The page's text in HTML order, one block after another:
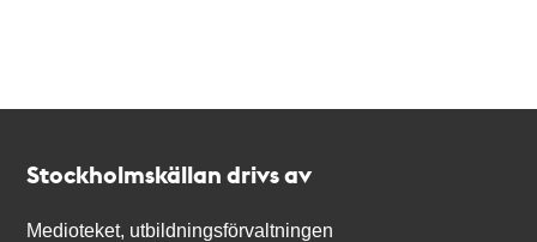
Stockholmskällan drivs av
Medioteket, utbildningsförvaltningen